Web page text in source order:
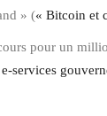
» (« Bitcoin et
pour un
e-services